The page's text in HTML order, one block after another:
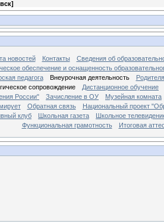
]
новостей Контакты
Сведения об
обеспечение и оснащенность
педагога
Внеурочная деятельность
сопровождение
Дистанционное обучение
России"
Зачисление в ОУ
Музейная комната
Обратная связь
Национальный проект
клуб
Школьная газета
Школьное
Функциональная грамотность
Итоговая